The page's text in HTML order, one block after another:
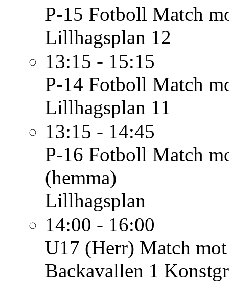
P-15 Fotboll Match
Lillhagsplan 12
13:15 - 15:15
P-14 Fotboll Match
Lillhagsplan 11
13:15 - 14:45
P-16 Fotboll Match
(hemma)
Lillhagsplan
14:00 - 16:00
U17 (Herr) Match
Backavallen 1